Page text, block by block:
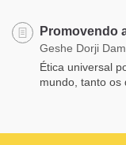
Promovendo
Geshe Dorji
Ética universal
mundo, tanto os